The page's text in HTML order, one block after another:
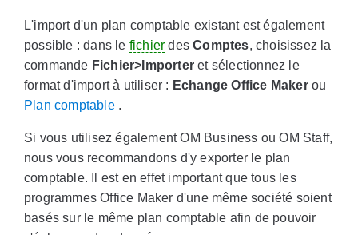
L'import d'un plan comptable existant est également
possible : dans le fichier desComptes, choisissez la
commande Fichier>Importer et sélectionnez le
format d'import à utiliser : Echange Office Makerou
Plan comptable.
Si vous utilisez également OM Business ou OM Staff,
nous vous recommandons d'y exporter le plan
comptable. Il est en effet important que tous les
programmes Office Maker d'une même société soient
basés sur le même plan comptable afin de pouvoir